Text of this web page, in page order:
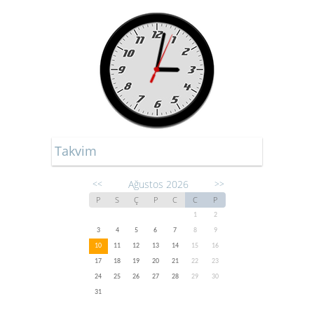
Takvim
<< Ağustos 2026 >>
P S Ç P C C P
1
2
3
4 5 6 7 8
9
10
11 12 13 14 15
16
17
18 19 20 21 22
23
24
25 26 27 28 29
30
31